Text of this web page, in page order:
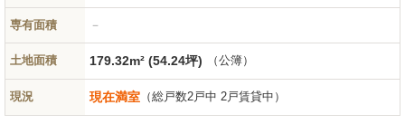
専有面積 －
土地面積 179.32m² (54.24坪) （公簿）
現況 現在満室 （総戸数2戸中 2戸賃貸中）